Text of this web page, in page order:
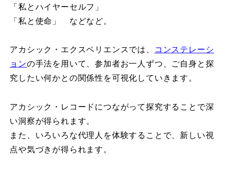
「私とハイヤーセルフ」
「私と使命」 などなど。
アカシック・エクスペリエンスでは、
コンステレーシ
ョンの手法を用いて、参加者お一人ずつ、ご自身と探
究したい何かとの関係性を可視化していきます。
アカシック・レコードにつながって探究することで深
い洞察が得られます。
また、いろいろな代理人を体験することで、新しい視
点や気づきが得られます。